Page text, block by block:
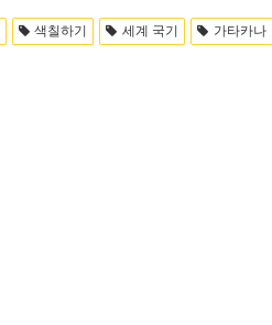
색칠하기 세계 국기 가타카나